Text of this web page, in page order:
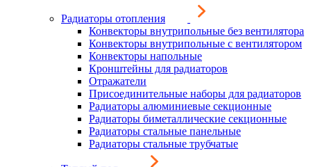
Радиаторы отопления
Конвекторы внутрипольные без вентилятора
Конвекторы внутрипольные с вентилятором
Конвекторы напольные
Кронштейны для радиаторов
Отражатели
Присоединительные наборы для радиаторов
Радиаторы алюминиевые секционные
Радиаторы биметаллические секционные
Радиаторы стальные панельные
Радиаторы стальные трубчатые